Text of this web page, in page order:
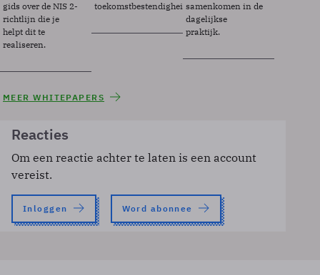
gids over de NIS 2-
richtlijn die je
helpt dit te
realiseren.
toekomstbestendigheid.samenkomen in de
dagelijkse
praktijk.
MEER WHITEPAPERS
Reacties
Om een reactie achter te laten is een account
vereist.
Inloggen Word abonnee